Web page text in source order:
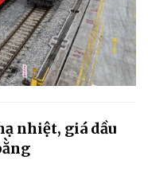
nhiệt, giá dầu